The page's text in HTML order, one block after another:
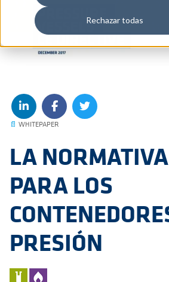
Rechazar todas
📄 WHITEPAPER
LA
PARA LOS
PRESIÓN